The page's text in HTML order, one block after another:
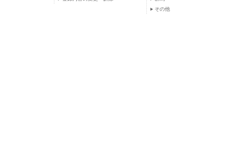
その他